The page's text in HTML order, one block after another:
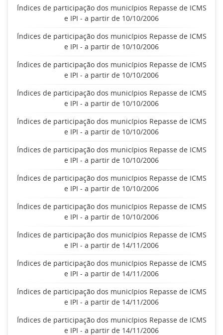
Índices de participação dos municípios Repasse de ICMS
e IPI - a partir de 10/10/2006
Índices de participação dos municípios Repasse de ICMS
e IPI - a partir de 10/10/2006
Índices de participação dos municípios Repasse de ICMS
e IPI - a partir de 10/10/2006
Índices de participação dos municípios Repasse de ICMS
e IPI - a partir de 10/10/2006
Índices de participação dos municípios Repasse de ICMS
e IPI - a partir de 10/10/2006
Índices de participação dos municípios Repasse de ICMS
e IPI - a partir de 10/10/2006
Índices de participação dos municípios Repasse de ICMS
e IPI - a partir de 10/10/2006
Índices de participação dos municípios Repasse de ICMS
e IPI - a partir de 10/10/2006
Índices de participação dos municípios Repasse de ICMS
e IPI - a partir de 14/11/2006
Índices de participação dos municípios Repasse de ICMS
e IPI - a partir de 14/11/2006
Índices de participação dos municípios Repasse de ICMS
e IPI - a partir de 14/11/2006
Índices de participação dos municípios Repasse de ICMS
e IPI - a partir de 14/11/2006